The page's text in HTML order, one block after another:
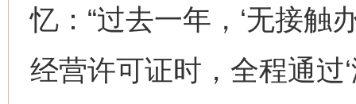
忆：“过去一年，‘无接触
经营许可证时，全程通过